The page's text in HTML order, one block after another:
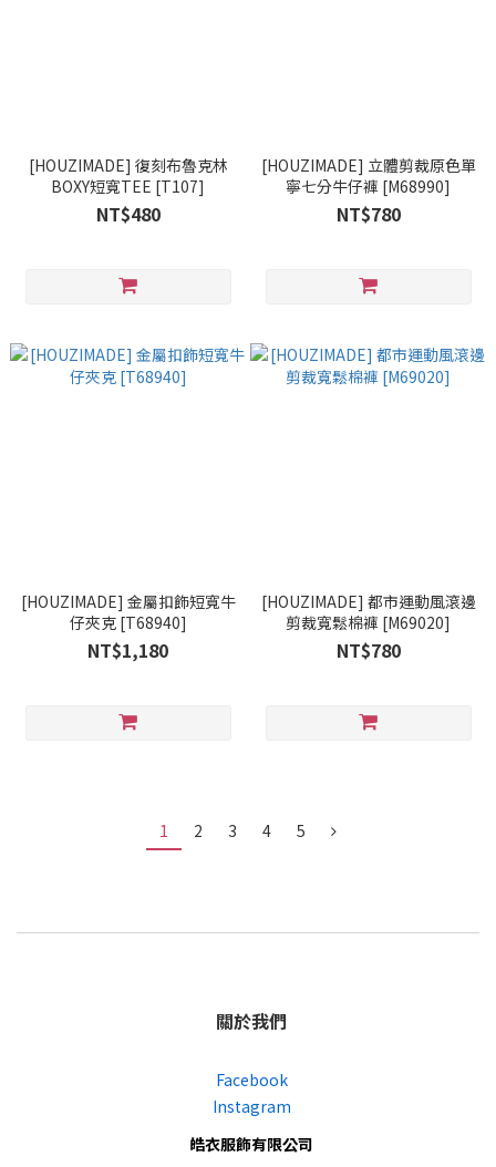
[HOUZIMADE] 復刻布魯克林
BOXY短寬TEE [T107]
NT$480
[HOUZIMADE] 立體剪裁原色單
寧七分牛仔褲 [M68990]
NT$780
[HOUZIMADE] 金屬扣飾短寬牛
仔夾克 [T68940]
NT$1,180
[HOUZIMADE] 都市運動風滾邊
剪裁寬鬆棉褲 [M69020]
NT$780
1 2 3 4 5
關於我們
Facebook
Instagram
皓衣服飾有限公司